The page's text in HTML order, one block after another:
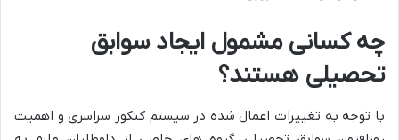
چه کسانی مشمول ایجاد سوابق
تحصیلی هستند؟
با توجه به تغییرات اعمال شده در سیستم کنکور سراسری و اهمیت